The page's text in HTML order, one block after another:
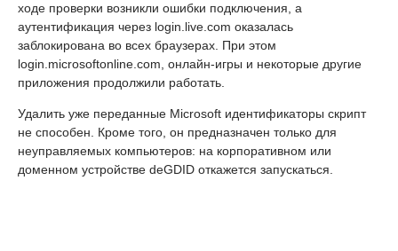
ходе проверки возникли ошибки подключения, а
аутентификация через login.live.com оказалась
заблокирована во всех браузерах. При этом
login.microsoftonline.com, онлайн-игры и некоторые другие
приложения продолжили работать.
Удалить уже переданные Microsoft идентификаторы скрипт
не способен. Кроме того, он предназначен только для
неуправляемых компьютеров: на корпоративном или
доменном устройстве deGDID откажется запускаться.